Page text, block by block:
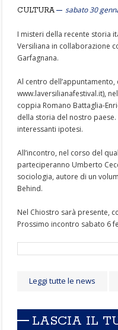
CULTURA sabato 30
I misteri della recente storia
Versiliana in collaborazione
Garfagnana.
Al centro
www.laversilianafestival.it),
coppia Romano Battaglia-
della storia del nostro
interessanti ipotesi.
All’incontro, nel corso del
parteciperanno Umberto
sociologia, autore di un
Behind.
Nel Chiostro sarà presente,
Prossimo incontro sabato 6
Leggi tutte le news
LASCIA IL